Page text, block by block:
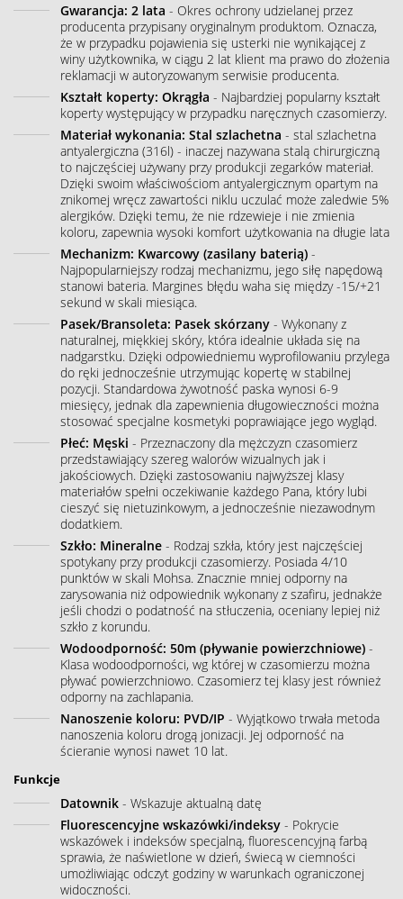
Gwarancja: 2 lata - Okres ochrony udzielanej przez
producenta przypisany oryginalnym produktom. Oznacza,
że w przypadku pojawienia się usterki nie wynikającej z
winy użytkownika, w ciągu 2 lat klient ma prawo do złożenia
reklamacji w autoryzowanym serwisie producenta.
Kształt koperty: Okrągła - Najbardziej popularny kształt
koperty występujący w przypadku naręcznych czasomierzy.
Materiał wykonania: Stal szlachetna - stal szlachetna
antyalergiczna (316l) - inaczej nazywana stalą chirurgiczną
to najczęściej używany przy produkcji zegarków materiał.
Dzięki swoim właściwościom antyalergicznym opartym na
znikomej wręcz zawartości niklu uczulać może zaledwie 5%
alergików. Dzięki temu, że nie rdzewieje i nie zmienia
koloru, zapewnia wysoki komfort użytkowania na długie lata
Mechanizm: Kwarcowy (zasilany baterią) -
Najpopularniejszy rodzaj mechanizmu, jego siłę napędową
stanowi bateria. Margines błędu waha się między -15/+21
sekund w skali miesiąca.
Pasek/Bransoleta: Pasek skórzany - Wykonany z
naturalnej, miękkiej skóry, która idealnie układa się na
nadgarstku. Dzięki odpowiedniemu wyprofilowaniu przylega
do ręki jednocześnie utrzymując kopertę w stabilnej
pozycji. Standardowa żywotność paska wynosi 6-9
miesięcy, jednak dla zapewnienia długowieczności można
stosować specjalne kosmetyki poprawiające jego wygląd.
Płeć: Męski - Przeznaczony dla mężczyzn czasomierz
przedstawiający szereg walorów wizualnych jak i
jakościowych. Dzięki zastosowaniu najwyższej klasy
materiałów spełni oczekiwanie każdego Pana, który lubi
cieszyć się nietuzinkowym, a jednocześnie niezawodnym
dodatkiem.
Szkło: Mineralne - Rodzaj szkła, który jest najczęściej
spotykany przy produkcji czasomierzy. Posiada 4/10
punktów w skali Mohsa. Znacznie mniej odporny na
zarysowania niż odpowiednik wykonany z szafiru, jednakże
jeśli chodzi o podatność na stłuczenia, oceniany lepiej niż
szkło z korundu.
Wodoodporność: 50m (pływanie powierzchniowe) -
Klasa wodoodporności, wg której w czasomierzu można
pływać powierzchniowo. Czasomierz tej klasy jest również
odporny na zachlapania.
Nanoszenie koloru: PVD/IP - Wyjątkowo trwała metoda
nanoszenia koloru drogą jonizacji. Jej odporność na
ścieranie wynosi nawet 10 lat.
Funkcje
Datownik - Wskazuje aktualną datę
Fluorescencyjne wskazówki/indeksy - Pokrycie
wskazówek i indeksów specjalną, fluorescencyjną farbą
sprawia, że naświetlone w dzień, świecą w ciemności
umożliwiając odczyt godziny w warunkach ograniczonej
widoczności.